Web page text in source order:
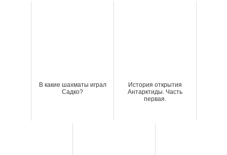
В какие шахматы играл
Садко?
История открытия
Антарктиды. Часть
первая.